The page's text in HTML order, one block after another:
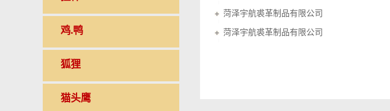
鸡.鸭
狐狸
猫头鹰
菏泽宇航裘革制品有限公司
菏泽宇航裘革制品有限公司